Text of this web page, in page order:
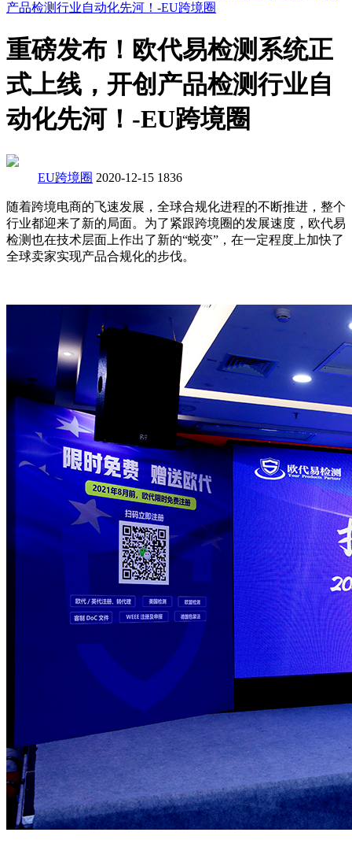
产品检测行业自动化先河！-EU跨境圈
重磅发布！欧代易检测系统正
式上线，开创产品检测行业自
动化先河！-EU跨境圈
EU跨境圈 2020-12-15 1836
随着跨境电商的飞速发展，全球合规化进程的不断推进，整个
行业都迎来了新的局面。为了紧跟跨境圈的发展速度，欧代易
检测也在技术层面上作出了新的“蜕变”，在一定程度上加快了
全球卖家实现产品合规化的步伐。